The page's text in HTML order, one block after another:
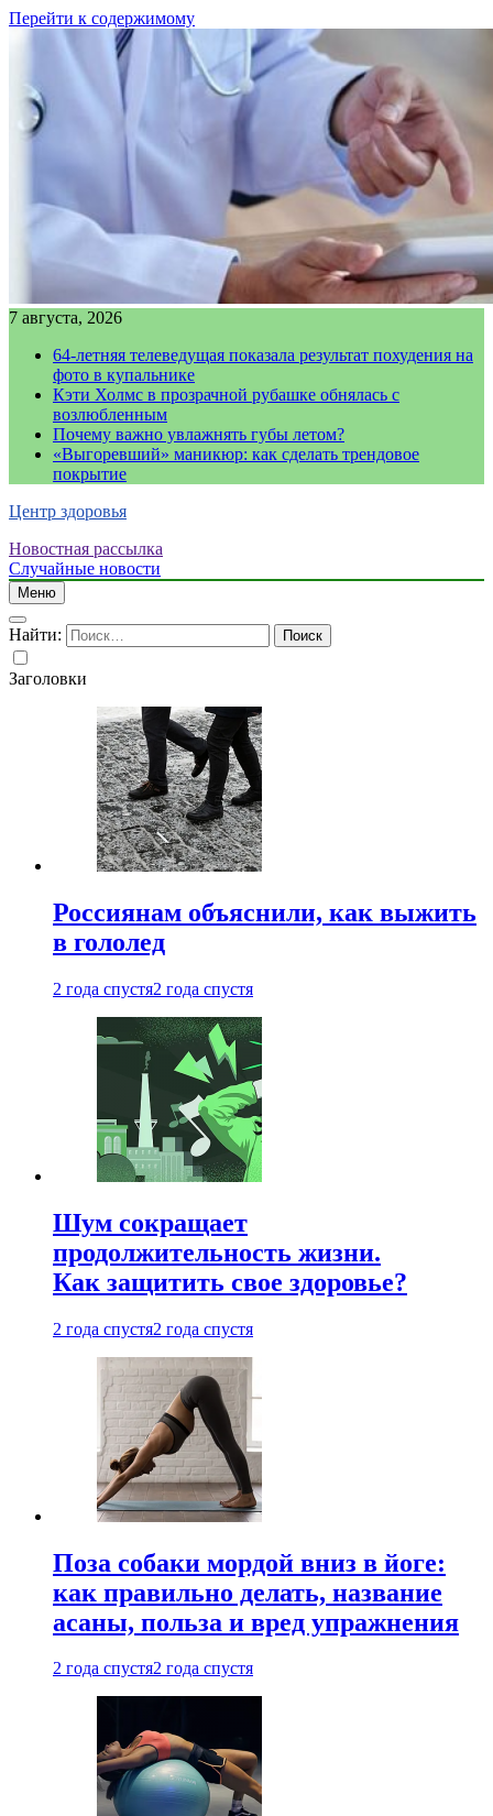
Перейти к содержимому
7 августа, 2026
64-летняя телеведущая показала результат похудения на
фото в купальнике
Кэти Холмс в прозрачной рубашке обнялась с
возлюбленным
Почему важно увлажнять губы летом?
«Выгоревший» маникюр: как сделать трендовое
покрытие
Центр здоровья
Новостная рассылка
Случайные новости
Меню
Найти:
Заголовки
Россиянам объяснили, как выжить
в гололед
2 года спустя2 года спустя
Шум сокращает
продолжительность жизни.
Как защитить свое здоровье?
2 года спустя2 года спустя
Поза собаки мордой вниз в йоге:
как правильно делать, название
асаны, польза и вред упражнения
2 года спустя2 года спустя